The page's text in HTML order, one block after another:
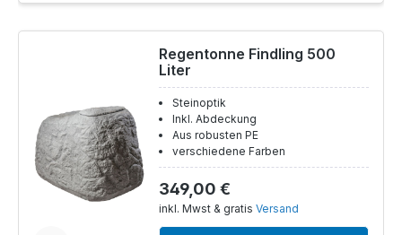
Regentonne Findling 500
Liter
Steinoptik
Inkl. Abdeckung
Aus robusten PE
verschiedene Farben
349,00 €
inkl. Mwst & gratis Versand